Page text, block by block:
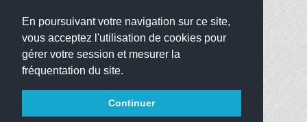
En poursuivant votre navigation sur ce site,
vous acceptez l'utilisation de cookies pour
gérer votre session et mesurer la
fréquentation du site.
Continuer
Envoyer
réservés
websco